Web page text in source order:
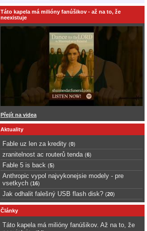
Táto kapela má milióny fanúšikov - až na to, že
neexistuje
Přejít na videa
Aktuality
Fable uz len za kredity (0)
zranitelnost ac routerů tenda (6)
Fable 5 is back (5)
Anthropic vypol najvykonejsie modely - pre
vsetkych (16)
Jak odhalit falešný USB flash disk? (20)
Články
Táto kapela má milióny fanúšikov. Až na to, že